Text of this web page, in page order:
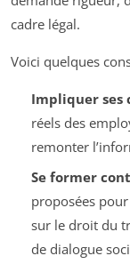
cadre légal.
Voici quelques
Impliquer ses
réels des
remonter
Se former
proposées
sur le droit du
de dialogue